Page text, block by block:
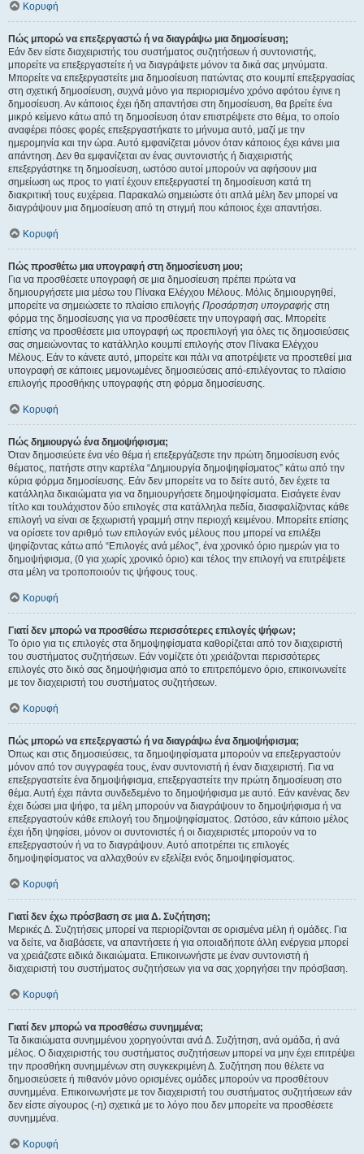
Κορυφή
Πώς μπορώ να επεξεργαστώ ή να διαγράψω μια δημοσίευση;
Εάν δεν είστε διαχειριστής του συστήματος συζητήσεων ή συντονιστής,
μπορείτε να επεξεργαστείτε ή να διαγράψετε μόνον τα δικά σας μηνύματα.
Μπορείτε να επεξεργαστείτε μια δημοσίευση πατώντας στο κουμπί επεξεργασίας
στη σχετική δημοσίευση, συχνά μόνο για περιορισμένο χρόνο αφότου έγινε η
δημοσίευση. Αν κάποιος έχει ήδη απαντήσει στη δημοσίευση, θα βρείτε ένα
μικρό κείμενο κάτω από τη δημοσίευση όταν επιστρέψετε στο θέμα, το οποίο
αναφέρει πόσες φορές επεξεργαστήκατε το μήνυμα αυτό, μαζί με την
ημερομηνία και την ώρα. Αυτό εμφανίζεται μόνον όταν κάποιος έχει κάνει μια
απάντηση. Δεν θα εμφανίζεται αν ένας συντονιστής ή διαχειριστής
επεξεργάστηκε τη δημοσίευση, ωστόσο αυτοί μπορούν να αφήσουν μια
σημείωση ως προς το γιατί έχουν επεξεργαστεί τη δημοσίευση κατά τη
διακριτική τους ευχέρεια. Παρακαλώ σημειώστε ότι απλά μέλη δεν μπορεί να
διαγράψουν μια δημοσίευση από τη στιγμή που κάποιος έχει απαντήσει.
Κορυφή
Πώς προσθέτω μια υπογραφή στη δημοσίευση μου;
Για να προσθέσετε υπογραφή σε μια δημοσίευση πρέπει πρώτα να
δημιουργήσετε μια μέσω του Πίνακα Ελέγχου Μέλους. Μόλις δημιουργηθεί,
μπορείτε να σημειώσετε το πλαίσιο επιλογής Προσάρτηση υπογραφής στη
φόρμα της δημοσίευσης για να προσθέσετε την υπογραφή σας. Μπορείτε
επίσης να προσθέσετε μια υπογραφή ως προεπιλογή για όλες τις δημοσιεύσεις
σας σημειώνοντας το κατάλληλο κουμπί επιλογής στον Πίνακα Ελέγχου
Μέλους. Εάν το κάνετε αυτό, μπορείτε και πάλι να αποτρέψετε να προστεθεί μια
υπογραφή σε κάποιες μεμονωμένες δημοσιεύσεις από-επιλέγοντας το πλαίσιο
επιλογής προσθήκης υπογραφής στη φόρμα δημοσίευσης.
Κορυφή
Πώς δημιουργώ ένα δημοψήφισμα;
Όταν δημοσιεύετε ένα νέο θέμα ή επεξεργάζεστε την πρώτη δημοσίευση ενός
θέματος, πατήστε στην καρτέλα “Δημιουργία δημοψηφίσματος” κάτω από την
κύρια φόρμα δημοσίευσης. Εάν δεν μπορείτε να το δείτε αυτό, δεν έχετε τα
κατάλληλα δικαιώματα για να δημιουργήσετε δημοψηφίσματα. Εισάγετε έναν
τίτλο και τουλάχιστον δύο επιλογές στα κατάλληλα πεδία, διασφαλίζοντας κάθε
επιλογή να είναι σε ξεχωριστή γραμμή στην περιοχή κειμένου. Μπορείτε επίσης
να ορίσετε τον αριθμό των επιλογών ενός μέλους που μπορεί να επιλέξει
ψηφίζοντας κάτω από “Επιλογές ανά μέλος”, ένα χρονικό όριο ημερών για το
δημοψήφισμα, (0 για χωρίς χρονικό όριο) και τέλος την επιλογή να επιτρέψετε
στα μέλη να τροποποιούν τις ψήφους τους.
Κορυφή
Γιατί δεν μπορώ να προσθέσω περισσότερες επιλογές ψήφων;
Το όριο για τις επιλογές στα δημοψηφίσματα καθορίζεται από τον διαχειριστή
του συστήματος συζητήσεων. Εάν νομίζετε ότι χρειάζονται περισσότερες
επιλογές στο δικό σας δημοψήφισμα από το επιτρεπόμενο όριο, επικοινωνείτε
με τον διαχειριστή του συστήματος συζητήσεων.
Κορυφή
Πώς μπορώ να επεξεργαστώ ή να διαγράψω ένα δημοψήφισμα;
Όπως και στις δημοσιεύσεις, τα δημοψηφίσματα μπορούν να επεξεργαστούν
μόνον από τον συγγραφέα τους, έναν συντονιστή ή έναν διαχειριστή. Για να
επεξεργαστείτε ένα δημοψήφισμα, επεξεργαστείτε την πρώτη δημοσίευση στο
θέμα. Αυτή έχει πάντα συνδεδεμένο το δημοψήφισμα με αυτό. Εάν κανένας δεν
έχει δώσει μια ψήφο, τα μέλη μπορούν να διαγράψουν το δημοψήφισμα ή να
επεξεργαστούν κάθε επιλογή του δημοψηφίσματος. Ωστόσο, εάν κάποιο μέλος
έχει ήδη ψηφίσει, μόνον οι συντονιστές ή οι διαχειριστές μπορούν να το
επεξεργαστούν ή να το διαγράψουν. Αυτό αποτρέπει τις επιλογές
δημοψηφίσματος να αλλαχθούν εν εξελίξει ενός δημοψηφίσματος.
Κορυφή
Γιατί δεν έχω πρόσβαση σε μια Δ. Συζήτηση;
Μερικές Δ. Συζητήσεις μπορεί να περιορίζονται σε ορισμένα μέλη ή ομάδες. Για
να δείτε, να διαβάσετε, να απαντήσετε ή για οποιαδήποτε άλλη ενέργεια μπορεί
να χρειάζεστε ειδικά δικαιώματα. Επικοινωνήστε με έναν συντονιστή ή
διαχειριστή του συστήματος συζητήσεων για να σας χορηγήσει την πρόσβαση.
Κορυφή
Γιατί δεν μπορώ να προσθέσω συνημμένα;
Τα δικαιώματα συνημμένου χορηγούνται ανά Δ. Συζήτηση, ανά ομάδα, ή ανά
μέλος. Ο διαχειριστής του συστήματος συζητήσεων μπορεί να μην έχει επιτρέψει
την προσθήκη συνημμένων στη συγκεκριμένη Δ. Συζήτηση που θέλετε να
δημοσιεύσετε ή πιθανόν μόνο ορισμένες ομάδες μπορούν να προσθέτουν
συνημμένα. Επικοινωνήστε με τον διαχειριστή του συστήματος συζητήσεων εάν
δεν είστε σίγουρος (-η) σχετικά με το λόγο που δεν μπορείτε να προσθέσετε
συνημμένα.
Κορυφή